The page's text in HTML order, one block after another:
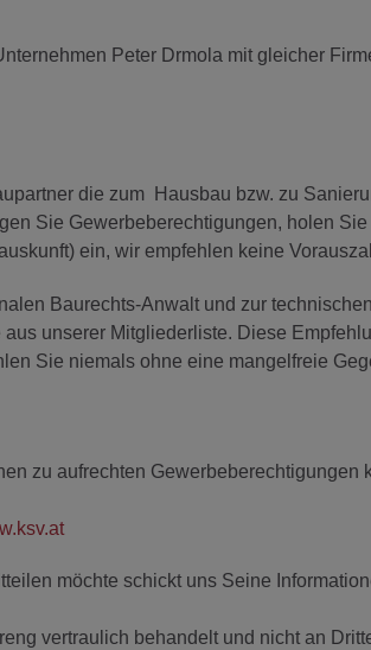
Peter Drmola mit gleicher
die zum Hausbau bzw. zu
Sie Gewerbeberechtigungen, holen
ein, wir empfehlen keine
Baurechts-Anwalt und zur
unserer Mitgliederliste. Diese
Sie niemals ohne eine mangelfreie
zu aufrechten Gewerbeberechtigungen
möchte schickt uns Seine
vertraulich behandelt und nicht an